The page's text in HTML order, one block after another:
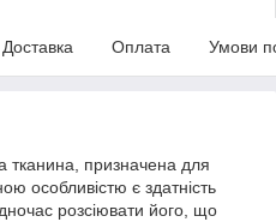
Доставка Оплата Умови
тканина, призначена для
особливістю є здатність
розсіювати його, що